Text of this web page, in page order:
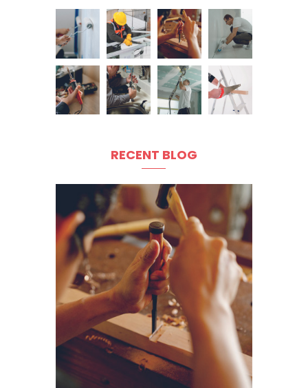
RECENT BLOG